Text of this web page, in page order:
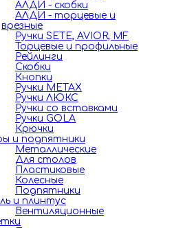
АЛДИ - скобки
АЛДИ - торцевые и
врезные
Ручки SETE, AVIOR, MF
Торцевые и профильные
Рейлинги
Скобки
Кнопки
Ручки METAX
Ручки ЛЮКС
Ручки со вставками
Ручки GOLA
Крючки
и подпятники
Металлические
Для столов
Пластиковые
Колесные
Подпятники
и плинтус
Вентиляционные